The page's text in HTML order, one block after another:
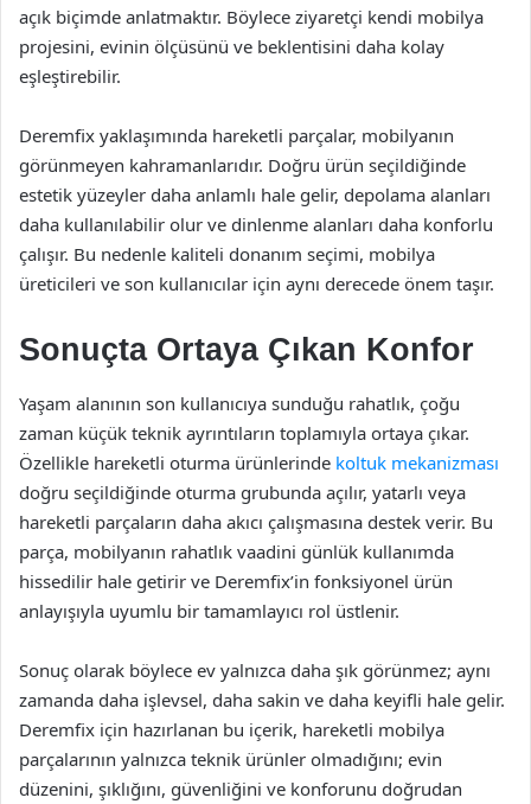
açık biçimde anlatmaktır. Böylece ziyaretçi kendi mobilya
projesini, evinin ölçüsünü ve beklentisini daha kolay
eşleştirebilir.
Deremfix yaklaşımında hareketli parçalar, mobilyanın
görünmeyen kahramanlarıdır. Doğru ürün seçildiğinde
estetik yüzeyler daha anlamlı hale gelir, depolama alanları
daha kullanılabilir olur ve dinlenme alanları daha konforlu
çalışır. Bu nedenle kaliteli donanım seçimi, mobilya
üreticileri ve son kullanıcılar için aynı derecede önem taşır.
Sonuçta Ortaya Çıkan Konfor
Yaşam alanının son kullanıcıya sunduğu rahatlık, çoğu
zaman küçük teknik ayrıntıların toplamıyla ortaya çıkar.
Özellikle hareketli oturma ürünlerinde koltuk mekanizması
doğru seçildiğinde oturma grubunda açılır, yatarlı veya
hareketli parçaların daha akıcı çalışmasına destek verir. Bu
parça, mobilyanın rahatlık vaadini günlük kullanımda
hissedilir hale getirir ve Deremfix’in fonksiyonel ürün
anlayışıyla uyumlu bir tamamlayıcı rol üstlenir.
Sonuç olarak böylece ev yalnızca daha şık görünmez; aynı
zamanda daha işlevsel, daha sakin ve daha keyifli hale gelir.
Deremfix için hazırlanan bu içerik, hareketli mobilya
parçalarının yalnızca teknik ürünler olmadığını; evin
düzenini, şıklığını, güvenliğini ve konforunu doğrudan